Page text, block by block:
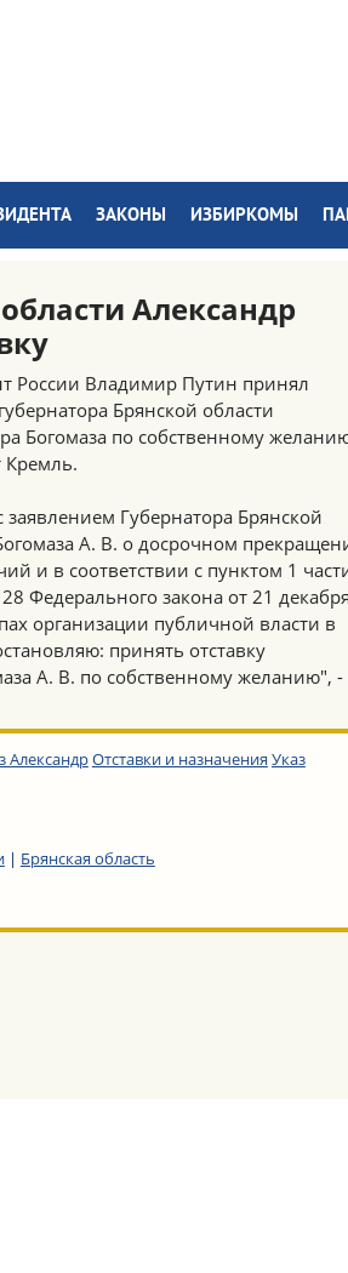
ЗАКОНЫ ИЗБИРКОМЫ
Александр
России Владимир Путин принял
Брянской области
Богомаза по собственному
Кремль.
заявлением Губернатора Брянской
А. В. о досрочном
и в соответствии с пунктом 1
Федерального закона от 21 декабря
организации публичной власти в
принять отставку
А. В. по собственному желанию", -
АлександрОтставки и назначения Указ
| Брянская область